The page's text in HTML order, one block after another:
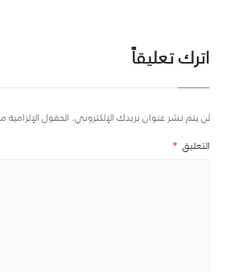
اترك تعليقاً
لن يتم نشر عنوان بريدك الإلكتروني. الحقول الإلزامية
التعليق *